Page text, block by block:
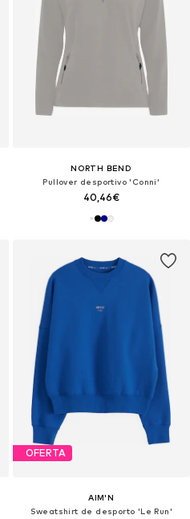
NORTH BEND
Pullover desportivo 'Conni'
40,46€
OFERTA
AIM'N
Sweatshirt de desporto 'Le Run'